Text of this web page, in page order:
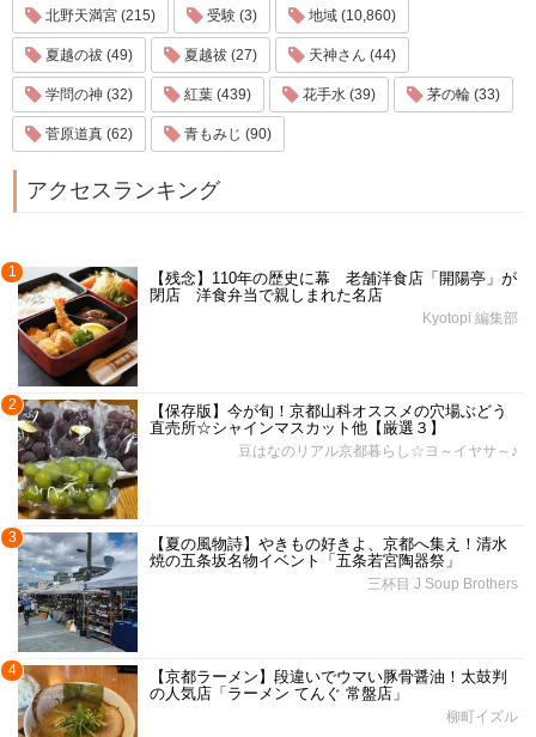
北野天満宮 (215) 受験 (3) 地域 (10,860)
夏越の祓 (49) 夏越祓 (27) 天神さん (44)
学問の神 (32) 紅葉 (439) 花手水 (39) 茅の輪 (33)
菅原道真 (62) 青もみじ (90)
アクセスランキング
1
【残念】110年の歴史に幕 老舗洋食店「開陽亭」が
閉店 洋食弁当で親しまれた名店
Kyotopi 編集部
2
【保存版】今が旬！京都山科オススメの穴場ぶどう
直売所☆シャインマスカット他【厳選３】
豆はなのリアル京都暮らし☆ヨ～イヤサ～♪
3
【夏の風物詩】やきもの好きよ、京都へ集え！清水
焼の五条坂名物イベント「五条若宮陶器祭」
三杯目 J Soup Brothers
4
【京都ラーメン】段違いでウマい豚骨醤油！太鼓判
の人気店「ラーメン てんぐ 常盤店」
柳町イズル